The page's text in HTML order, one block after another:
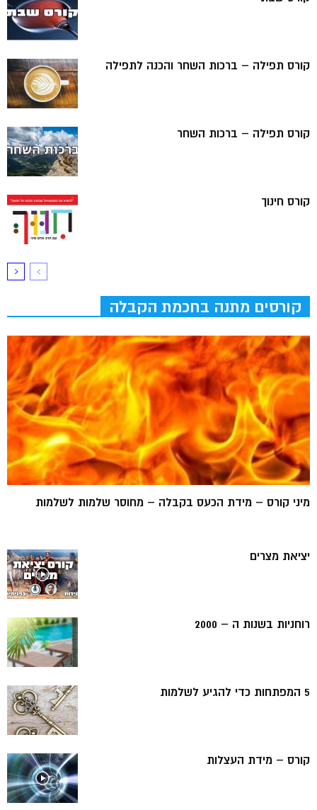
קורס תפילה – ברכות השחר והכנה לתפילה
קורס תפילה – ברכות השחר
קורס חינוך
קורסים מתנה בחכמת הקבלה
מיני קורס – מידת הכעס בקבלה – מחוסר שלמות לשלמות
יציאת מצרים
רוחניות בשנות ה – 2000
5 המפתחות כדי להגיע לשלמות
קורס – מידת העצלות